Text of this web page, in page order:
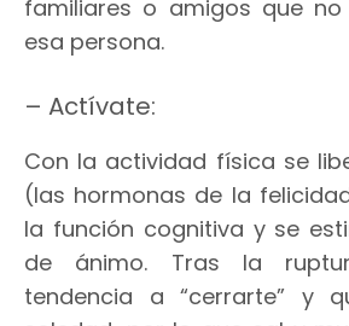
familiares o amigos que
esa persona.
– Actívate:
Con la actividad física se
(las hormonas de la
la función cognitiva y se
de ánimo. Tras la
tendencia a “cerrarte” y